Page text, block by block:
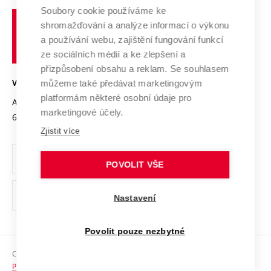
Výzkumné infrastruktury
Transfer znalostí
Open Science
Projekty
Projekty ze strukturálních fondů
Specifický výzkum
Spolupráce se školami
Služby univerzity
Mezinárodní dohody
Univerzitní sítě
Profil univerzity
Udržitelná univerzita
Podnikavá univerzita / ContriBUTe
Bezpečná univerzita
Vyznamenání
Organizační struktura
Ochrana osobních údajů
odkaz)
Sociální bezpečí
učení
technické
VYSOKÉ UČENÍ TECHNICKÉ V BRNĚ
Antonínská 548/1
602 00 Brno
www.vut.cz
vut@vutbr.cz
Copyright © 2026 VUT
Prohlášení o přístupnosti
Soubory cookie používáme ke
shromažďování a analýze informací o výkonu
a používání webu, zajištění fungování funkcí
ze sociálních médií a ke zlepšení a
přizpůsobení obsahu a reklam. Se souhlasem
můžeme také předávat marketingovým
platformám některé osobní údaje pro
marketingové účely.
Zjistit více
POVOLIT VŠE
Nastavení
Povolit pouze nezbytné